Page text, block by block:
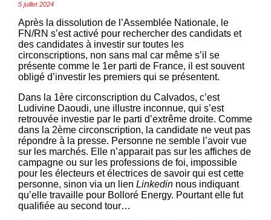
5 juillet 2024
Après la dissolution de l’Assemblée Nationale, le
FN/RN s’est activé pour rechercher des candidats et
des candidates à investir sur toutes les
circonscriptions, non sans mal car même s’il se
présente comme le 1er parti de France, il est souvent
obligé d’investir les premiers qui se présentent.
Dans la 1ère circonscription du Calvados, c’est
Ludivine Daoudi, une illustre inconnue, qui s’est
retrouvée investie par le parti d’extrême droite. Comme
dans la 2ème circonscription, la candidate ne veut pas
répondre à la presse. Personne ne semble l’avoir vue
sur les marchés. Elle n’apparait pas sur les affiches de
campagne ou sur les professions de foi, impossible
pour les électeurs et électrices de savoir qui est cette
personne, sinon via un lien Linkedin nous indiquant
qu’elle travaille pour Bolloré Energy. Pourtant elle fut
qualifiée au second tour…